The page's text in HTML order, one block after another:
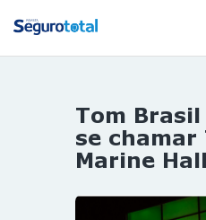
NOTÍCIAS
REVISTA
GAIVOTA
Tom Brasil
se chamar
Marine Hall